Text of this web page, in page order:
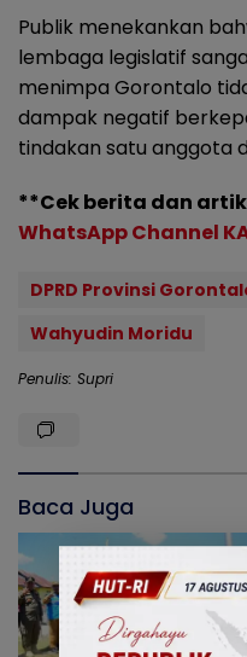
Publik menekankan
lembaga legislatif
menimpa Gorontalo
dampak negatif
tindakan satu anggota
**Cek berita dan
WhatsApp Channel
DPRD Provinsi
Wahyudin Moridu
Penulis: Supri
Baca Juga